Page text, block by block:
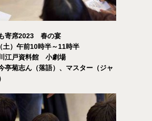
寄席2023 春の宴
土）午前10時半～11時半
江戸資料館 小劇場
菊志ん（落語）、マスター（ジャ